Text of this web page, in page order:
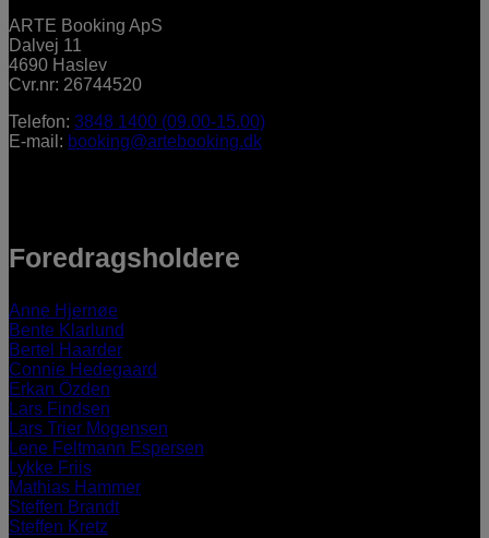
ARTE Booking ApS
Dalvej 11
4690 Haslev
Cvr.nr: 26744520
Telefon: 3848 1400 (09.00-15.00)
E-mail: booking@artebooking.dk
Foredragsholdere
Anne Hjernøe
Bente Klarlund
Bertel Haarder
Connie Hedegaard
Erkan Özden
Lars Findsen
Lars Trier Mogensen
Lene Feltmann Espersen
Lykke Friis
Mathias Hammer
Steffen Brandt
Steffen Kretz